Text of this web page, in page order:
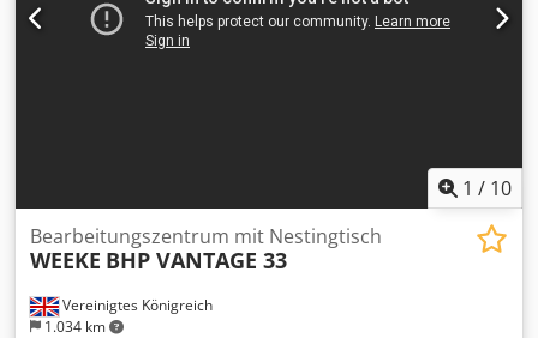
1 / 10
Vereinigtes Königreich
1.034 km
Bearbeitungszentrum mit Nestingtisch
WEEKE BHP VANTAGE 33